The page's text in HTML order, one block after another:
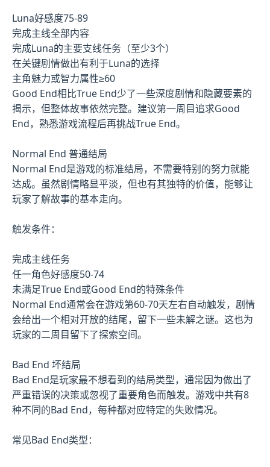
Luna好感度75-89
完成主线全部内容
完成Luna的主要支线任务（至少3个）
在关键剧情做出有利于Luna的选择
主角魅力或智力属性≥60
Good End相比True End少了一些深度剧情和隐藏要素的
揭示，但整体故事依然完整。建议第一周目追求Good
End，熟悉游戏流程后再挑战True End。
Normal End 普通结局
Normal End是游戏的标准结局，不需要特别的努力就能
达成。虽然剧情略显平淡，但也有其独特的价值，能够让
玩家了解故事的基本走向。
触发条件：
完成主线任务
任一角色好感度50-74
未满足True End或Good End的特殊条件
Normal End通常会在游戏第60-70天左右自动触发，剧情
会给出一个相对开放的结尾，留下一些未解之谜。这也为
玩家的二周目留下了探索空间。
Bad End 坏结局
Bad End是玩家最不想看到的结局类型，通常因为做出了
严重错误的决策或忽视了重要角色而触发。游戏中共有8
种不同的Bad End，每种都对应特定的失败情况。
常见Bad End类型：